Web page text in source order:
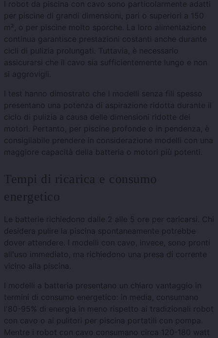
I robot da piscina con cavo sono particolarmente adatti
per piscine di grandi dimensioni, pari o superiori a 150
m², o per piscine molto sporche. La loro alimentazione
continua garantisce prestazioni costanti anche durante
cicli di pulizia prolungati. Tuttavia, è necessario
assicurarsi che il cavo sia sufficientemente lungo e non
si aggrovigli.
I test hanno dimostrato che i modelli senza fili spesso
presentano una potenza di aspirazione ridotta durante il
ciclo di pulizia a causa delle dimensioni ridotte dei
motori. Pertanto, per piscine profonde o in pendenza, è
consigliabile prendere in considerazione modelli con una
maggiore capacità della batteria o motori più potenti.
Tempi di ricarica e consumo
energetico
Le batterie richiedono dalle 2 alle 5 ore per caricarsi. Chi
desidera pulire la piscina spontaneamente potrebbe
dover attendere. I modelli con cavo, invece, sono pronti
all'uso immediato, ma richiedono una presa di corrente
vicino alla piscina.
I modelli a batteria presentano un chiaro vantaggio in
termini di consumo energetico: in media, consumano
l'80-95% di energia in meno rispetto ai tradizionali robot
con cavo o ai pulitori per piscina portatili con pompa.
Mentre i robot con cavo consumano circa 120-180 watt